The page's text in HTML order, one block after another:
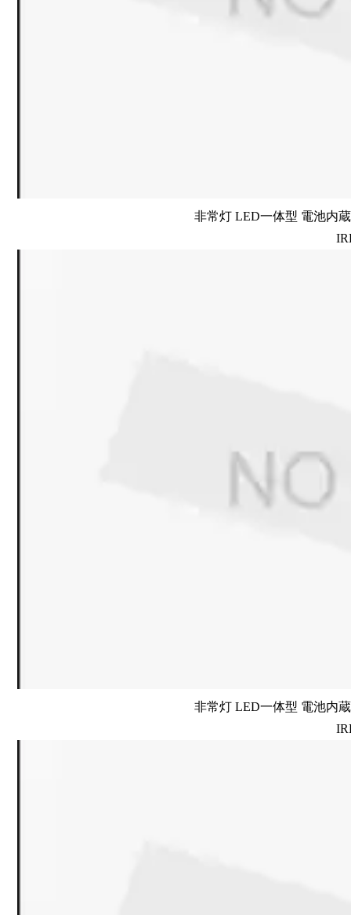
非常灯 LED一体型 電池内
非常灯 LED一体型 電池内